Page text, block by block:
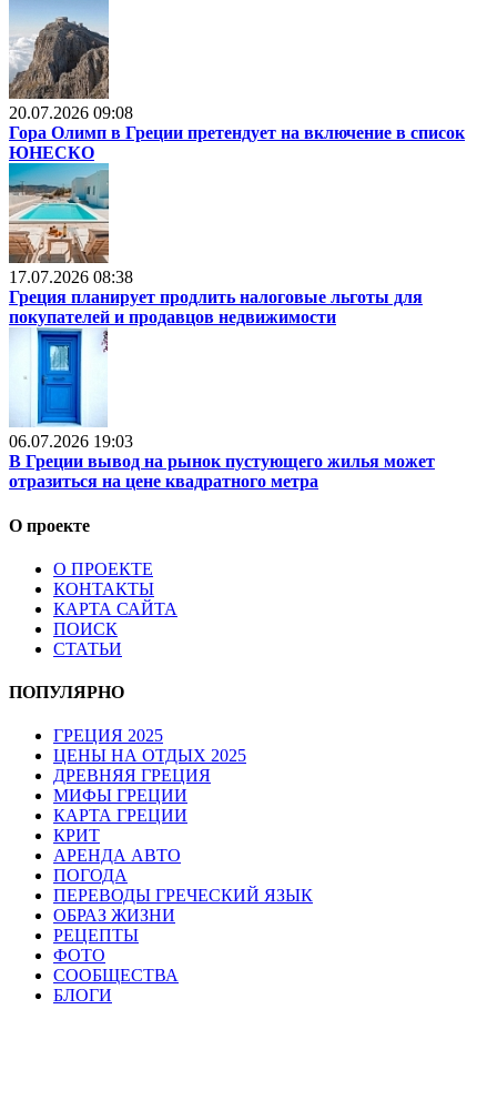
20.07.2026 09:08
Гора Олимп в Греции претендует на включение в список
ЮНЕСКО
17.07.2026 08:38
Греция планирует продлить налоговые льготы для
покупателей и продавцов недвижимости
06.07.2026 19:03
В Греции вывод на рынок пустующего жилья может
отразиться на цене квадратного метра
О проекте
О ПРОЕКТЕ
КОНТАКТЫ
КАРТА САЙТА
ПОИСК
СТАТЬИ
ПОПУЛЯРНО
ГРЕЦИЯ 2025
ЦЕНЫ НА ОТДЫХ 2025
ДРЕВНЯЯ ГРЕЦИЯ
МИФЫ ГРЕЦИИ
КАРТА ГРЕЦИИ
КРИТ
АРЕНДА АВТО
ПОГОДА
ПЕРЕВОДЫ ГРЕЧЕСКИЙ ЯЗЫК
ОБРАЗ ЖИЗНИ
РЕЦЕПТЫ
ФОТО
СООБЩЕСТВА
БЛОГИ